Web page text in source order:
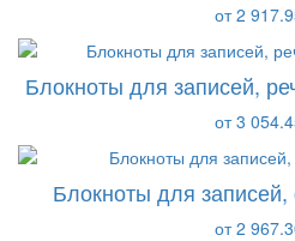
от 2
Блокноты для записей,
от 3
Блокноты для
от 2